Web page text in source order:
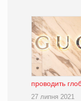
проводить
27 липня 2021